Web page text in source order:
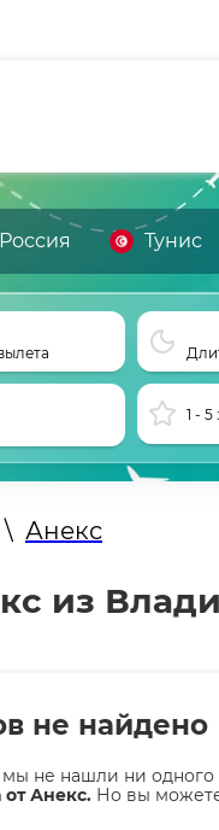
Россия Тунис
1 - 5
\ Анекс
из
не найдено
не нашли ни одного
от Анекс. Но вы